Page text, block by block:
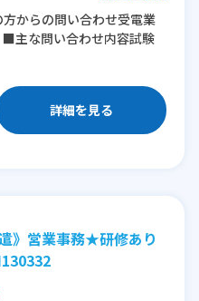
方からの問い合わせ受電業
主な問い合わせ内容試験
詳細を見る
》営業事務★研修あり